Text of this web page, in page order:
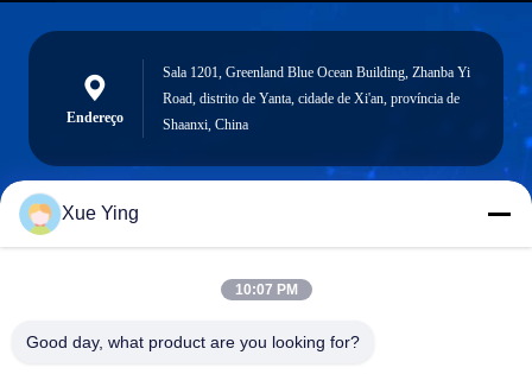
Endereço
Sala 1201, Greenland Blue Ocean Building, Zhanba Yi
Road, distrito de Yanta, cidade de Xi'an, província de
Shaanxi, China
sxcd-gyl@163.com
Xue Ying
10:07 PM
Good day, what product are you looking for?